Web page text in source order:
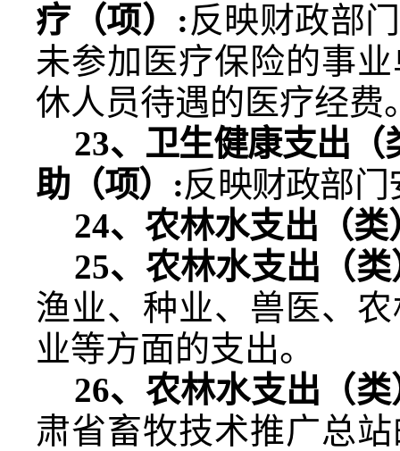
疗（项） :反映财政部
未参加医疗保险的事
休人员待遇的医疗经费
23、 卫生健康支出（
助（项） :反映财政部
24、农林水支出（类
25、农林水支出（
渔业、种业、兽医、
业等方面的支出。
26、农林水支出（
肃省畜牧技术推广总